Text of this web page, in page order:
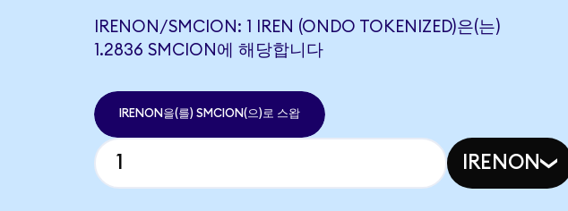
IRENON/SMCION: 1 IREN (ONDO TOKENIZED)은(는)
1.2836 SMCION에 해당합니다
IRENON을(를) SMCION(으)로 스왑
IRENON